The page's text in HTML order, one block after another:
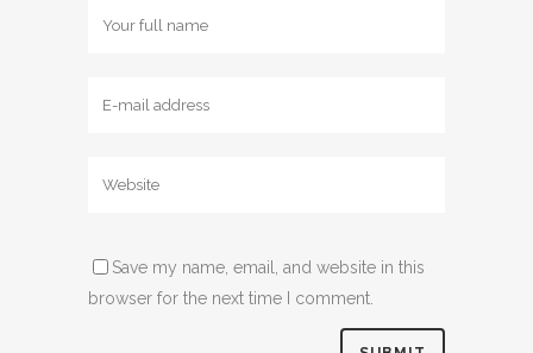
Save my name, email, and website in this
browser for the next time I comment.